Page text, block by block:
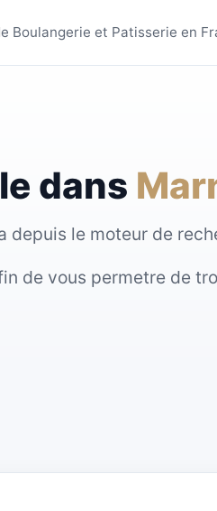
Boulangerie et Patisserie en
dans
depuis le moteur de
de vous permetre de